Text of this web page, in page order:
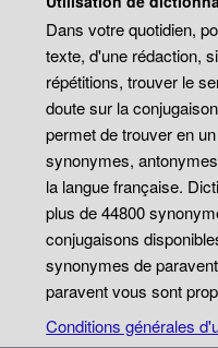
Dans votre quotidien,
texte, d'une rédaction,
répétitions, trouver le
doute sur la
permet de trouver en
synonymes,
la langue française.
plus de 44800
conjugaisons
synonymes de
paravent vous sont
Conditions générales